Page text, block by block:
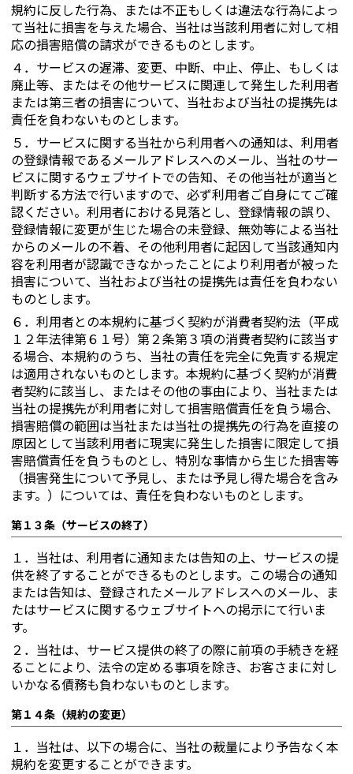
規約に反した行為、または不正もしくは違法な行為によっ
て当社に損害を与えた場合、当社は当該利用者に対して相
応の損害賠償の請求ができるものとします。
４． サービスの遅滞、変更、中断、中止、停止、もしくは
廃止等、またはその他サービスに関連して発生した利用者
または第三者の損害について、当社および当社の提携先は
責任を負わないものとします。
５． サービスに関する当社から利用者への通知は、利用者
の登録情報であるメールアドレスへのメール、当社のサー
ビスに関するウェブサイトでの告知、その他当社が適当と
判断する方法で行いますので、必ず利用者ご自身にてご確
認ください。利用者における見落とし、登録情報の誤り、
登録情報に変更が生じた場合の未登録、無効等による当社
からのメールの不着、その他利用者に起因して当該通知内
容を利用者が認識できなかったことにより利用者が被った
損害について、当社および当社の提携先は責任を負わない
ものとします。
６． 利用者との本規約に基づく契約が消費者契約法（平成
１２年法律第６１号）第２条第３項の消費者契約に該当す
る場合、本規約のうち、当社の責任を完全に免責する規定
は適用されないものとします。本規約に基づく契約が消費
者契約に該当し、またはその他の事由により、当社または
当社の提携先が利用者に対して損害賠償責任を負う場合、
損害賠償の範囲は当社または当社の提携先の行為を直接の
原因として当該利用者に現実に発生した損害に限定して損
害賠償責任を負うものとし、特別な事情から生じた損害等
（損害発生について予見し、または予見し得た場合を含み
ます。）については、責任を負わないものとします。
第１３条（サービスの終了）
１． 当社は、利用者に通知または告知の上、サービスの提
供を終了することができるものとします。この場合の通知
または告知は、登録されたメールアドレスへのメール、ま
たはサービスに関するウェブサイトへの掲示にて行いま
す。
２． 当社は、サービス提供の終了の際に前項の手続きを経
ることにより、法令の定める事項を除き、お客さまに対し
いかなる債務も負わないものとします。
第１４条（規約の変更）
１． 当社は、以下の場合に、当社の裁量により予告なく本
規約を変更することができます。